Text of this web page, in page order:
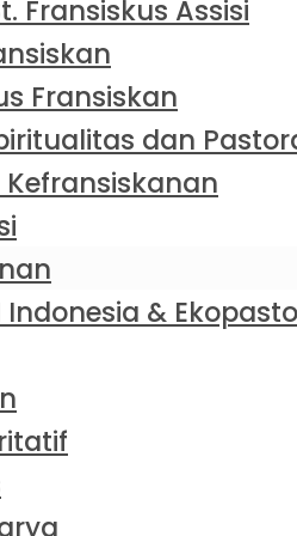
Fransiskus Assisi
Fransiskan
dan
Kefransiskanan
Indonesia &